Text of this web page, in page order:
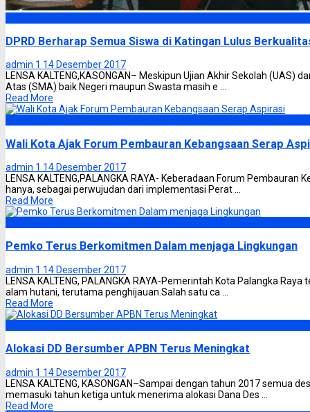
DPRD Berharap Semua Siswa di Katingan Lulus
admin 1 14 Desember 2017
LENSA KALTENG,KASONGAN– Meskipun Ujian Akhir Sekolah (UAS)
Atas (SMA) baik Negeri maupun Swasta masih e ...
Read More
Wali Kota Ajak Forum Pembauran Kebangsaan Serap
admin 1 14 Desember 2017
LENSA KALTENG,PALANGKA RAYA- Keberadaan Forum Pembauran
hanya, sebagai perwujudan dari implementasi Perat ...
Read More
Pemko Terus Berkomitmen Dalam menjaga Lingkungan
admin 1 14 Desember 2017
LENSA KALTENG, PALANGKA RAYA-Pemerintah Kota Palangka
alam hutani, terutama penghijauan.Salah satu ca ...
Read More
Alokasi DD Bersumber APBN Terus Meningkat
admin 1 14 Desember 2017
LENSA KALTENG, KASONGAN–Sampai dengan tahun 2017 semua
memasuki tahun ketiga untuk menerima alokasi Dana Des ...
Read More